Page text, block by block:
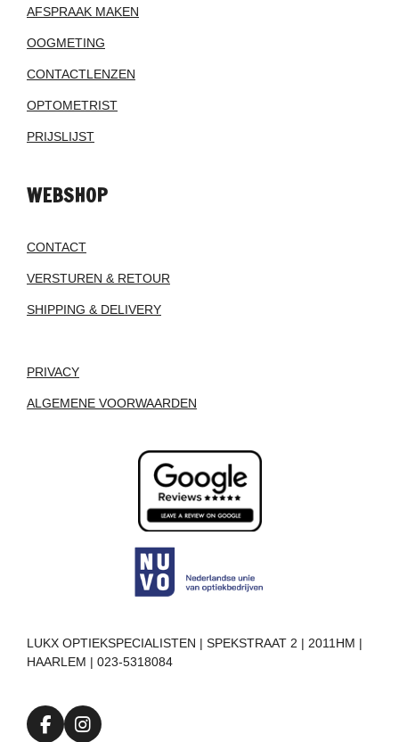
AFSPRAAK MAKEN
OOGMETING
CONTACTLENZEN
OPTOMETRIST
PRIJSLIJST
WEBSHOP
CONTACT
VERSTUREN & RETOUR
SHIPPING & DELIVERY
PRIVACY
ALGEMENE VOORWAARDEN
LUKX OPTIEKSPECIALISTEN | SPEKSTRAAT 2 | 2011HM |
HAARLEM | 023-5318084
F
I